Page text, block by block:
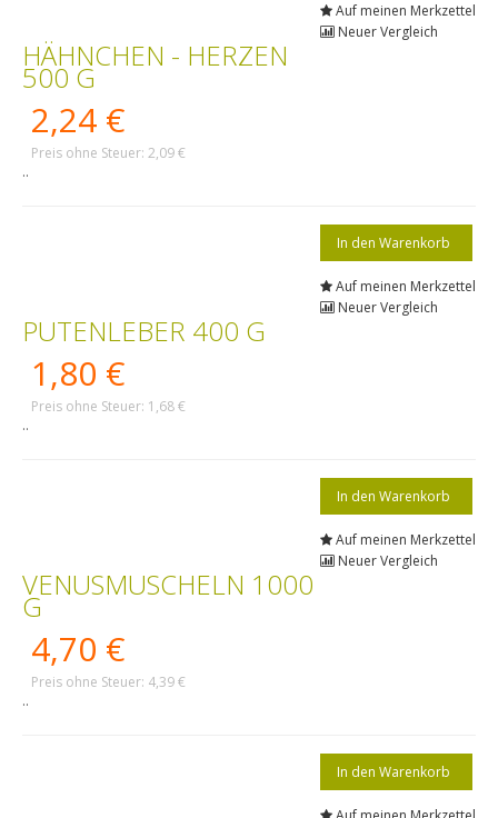
Auf meinen Merkzettel
Neuer Vergleich
HÄHNCHEN - HERZEN
500 G
2,24 €
Preis ohne Steuer: 2,09 €
..
Auf meinen Merkzettel
Neuer Vergleich
PUTENLEBER 400 G
1,80 €
Preis ohne Steuer: 1,68 €
..
Auf meinen Merkzettel
Neuer Vergleich
VENUSMUSCHELN 1000
G
4,70 €
Preis ohne Steuer: 4,39 €
..